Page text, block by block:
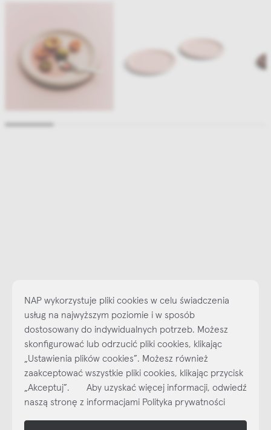
Najlepsze inspiracje i promocje na wyciągnięcie ręki, zapisz się już
dzisiaj do naszego cyklicznego newslettera!
SubskrybujNEWSLETTER
shop online
NAP wykorzystuje pliki cookies w celu świadczenia
usług na najwyższym poziomie i w sposób
dostosowany do indywidualnych potrzeb. Możesz
skonfigurować lub odrzucić pliki cookies, klikając
„Ustawienia plików cookies”. Możesz również
zaakceptować wszystkie pliki cookies, klikając przycisk
„Akceptuj”. Aby uzyskać więcej informacji, odwiedź
naszą stronę z informacjami Polityka prywatności